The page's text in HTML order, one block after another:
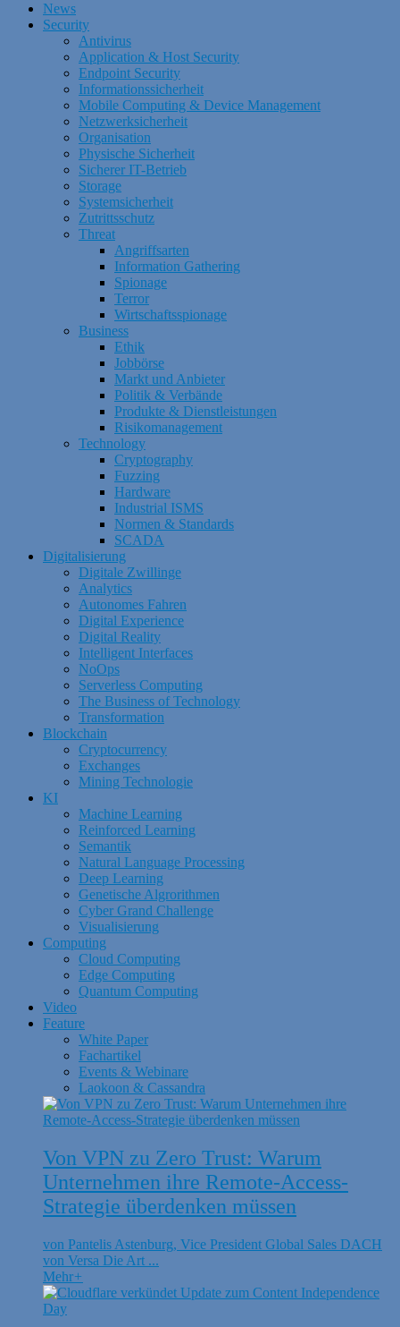
News
Security
Antivirus
Application & Host Security
Endpoint Security
Informationssicherheit
Mobile Computing & Device Management
Netzwerksicherheit
Organisation
Physische Sicherheit
Sicherer IT-Betrieb
Storage
Systemsicherheit
Zutrittsschutz
Threat
Angriffsarten
Information Gathering
Spionage
Terror
Wirtschaftsspionage
Business
Ethik
Jobbörse
Markt und Anbieter
Politik & Verbände
Produkte & Dienstleistungen
Risikomanagement
Technology
Cryptography
Fuzzing
Hardware
Industrial ISMS
Normen & Standards
SCADA
Digitalisierung
Digitale Zwillinge
Analytics
Autonomes Fahren
Digital Experience
Digital Reality
Intelligent Interfaces
NoOps
Serverless Computing
The Business of Technology
Transformation
Blockchain
Cryptocurrency
Exchanges
Mining Technologie
KI
Machine Learning
Reinforced Learning
Semantik
Natural Language Processing
Deep Learning
Genetische Algrorithmen
Cyber Grand Challenge
Visualisierung
Computing
Cloud Computing
Edge Computing
Quantum Computing
Video
Feature
White Paper
Fachartikel
Events & Webinare
Laokoon & Cassandra
Von VPN zu Zero Trust: Warum
Unternehmen ihre Remote-Access-
Strategie überdenken müssen
von Pantelis Astenburg, Vice President Global Sales DACH
von Versa Die Art ...
Mehr+